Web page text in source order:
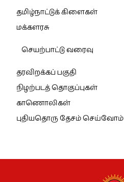
தமிழ்நாட்டுக் கிளைகள்
மக்களரசு
செயற்பாட்டு வரைவு
தரவிறக்கப் பகுதி
நிழற்படத் தொகுப்புகள்
காணொலிகள்
புதியதொரு தேசம் செய்வோம்